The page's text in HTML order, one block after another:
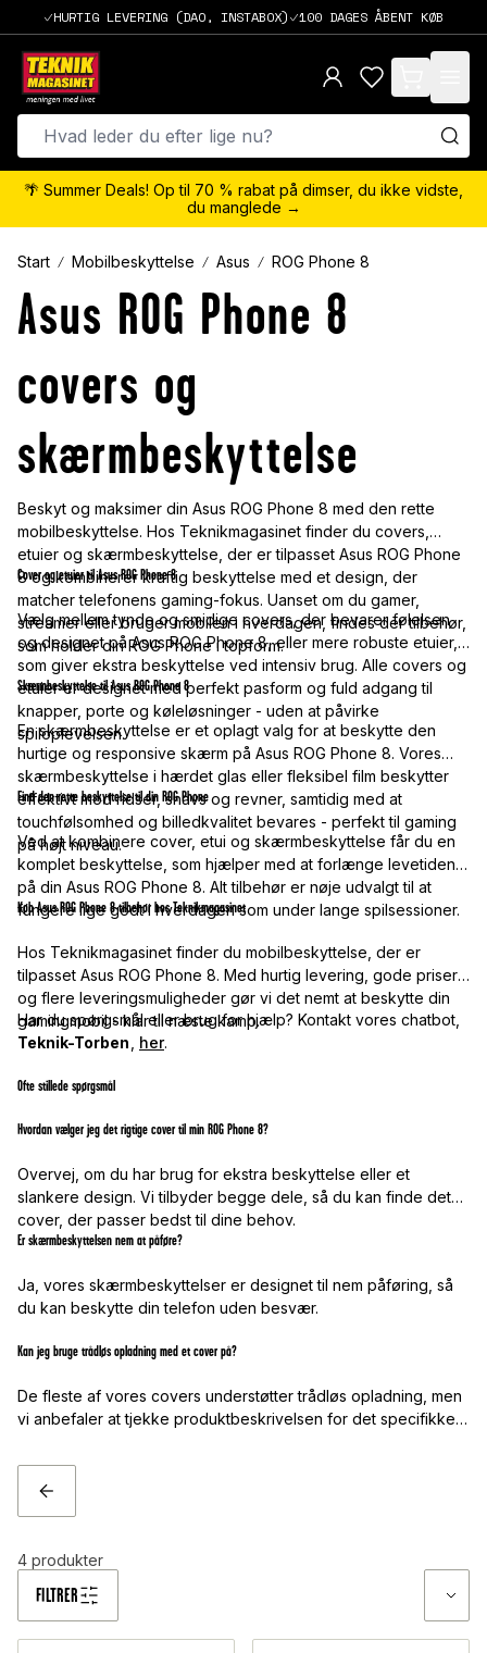
HURTIG LEVERING (DAO, INSTABOX) 100 DAGES ÅBENT KØB
items in cart,
🌴 Summer Deals! Op til 70 % rabat på dimser, du ikke vidste,
du manglede →
Start Mobilbeskyttelse Asus ROG Phone 8
Asus ROG Phone 8
covers og
skærmbeskyttelse
Beskyt og maksimer din Asus ROG Phone 8 med den rette
mobilbeskyttelse. Hos Teknikmagasinet finder du covers,
etuier og skærmbeskyttelse, der er tilpasset Asus ROG Phone
8 og kombinerer kraftig beskyttelse med et design, der
matcher telefonens gaming-fokus. Uanset om du gamer,
streamer eller bruger mobilen i hverdagen, findes der tilbehør,
som holder din ROG Phone i topform.
Cover og etuier til Asus ROG Phone 8
Vælg mellem tynde og smidige covers, der bevarer følelsen
og designet på Asus ROG Phone 8, eller mere robuste etuier,
som giver ekstra beskyttelse ved intensiv brug. Alle covers og
etuier er designet med perfekt pasform og fuld adgang til
knapper, porte og køleløsninger - uden at påvirke
spiloplevelsen.
Skærmbeskyttelse til Asus ROG Phone 8
En skærmbeskyttelse er et oplagt valg for at beskytte den
hurtige og responsive skærm på Asus ROG Phone 8. Vores
skærmbeskyttelse i hærdet glas eller fleksibel film beskytter
effektivt mod ridser, snavs og revner, samtidig med at
touchfølsomhed og billedkvalitet bevares - perfekt til gaming
på højt niveau.
Find den rette beskyttelse til din ROG Phone
Ved at kombinere cover, etui og skærmbeskyttelse får du en
komplet beskyttelse, som hjælper med at forlænge levetiden
på din Asus ROG Phone 8. Alt tilbehør er nøje udvalgt til at
fungere lige godt i hverdagen som under lange spilsessioner.
Køb Asus ROG Phone 8-tilbehør hos Teknikmagasinet
Hos Teknikmagasinet finder du mobilbeskyttelse, der er
tilpasset Asus ROG Phone 8. Med hurtig levering, gode priser
og flere leveringsmuligheder gør vi det nemt at beskytte din
gamingmobil - klar til næste kamp.
Har du spørgsmål eller brug for hjælp? Kontakt vores chatbot,
Teknik-Torben
her.
Ofte stillede spørgsmål
Hvordan vælger jeg det rigtige cover til min ROG Phone 8?
Overvej, om du har brug for ekstra beskyttelse eller et
slankere design. Vi tilbyder begge dele, så du kan finde det
cover, der passer bedst til dine behov.
Er skærmbeskyttelsen nem at påføre?
Ja, vores skærmbeskyttelser er designet til nem påføring, så
du kan beskytte din telefon uden besvær.
Kan jeg bruge trådløs opladning med et cover på?
De fleste af vores covers understøtter trådløs opladning, men
vi anbefaler at tjekke produktbeskrivelsen for det specifikke
TILBAGE
FILTRER
4 produkter